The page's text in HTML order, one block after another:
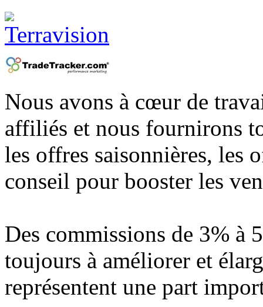
Nous avons à cœur de
affiliés et nous fournirons
les offres saisonnières, les
conseil pour booster les
Des commissions de 3% à
toujours à améliorer et
représentent une part